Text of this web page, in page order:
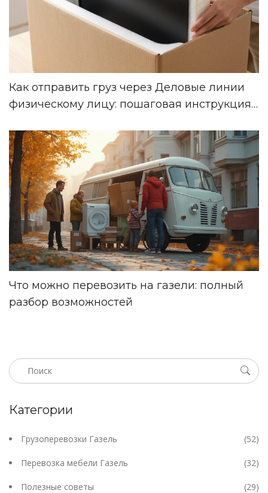
Как отправить груз через Деловые линии
физическому лицу: пошаговая инструкция
Что можно перевозить на газели: полный
разбор возможностей
Категории
Грузоперевозки Газель (52)
Перевозка мебели Газель (32)
Полезные советы (29)